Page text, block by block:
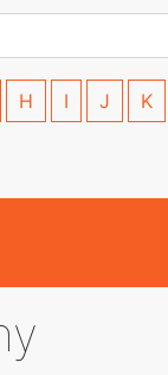
H I J K